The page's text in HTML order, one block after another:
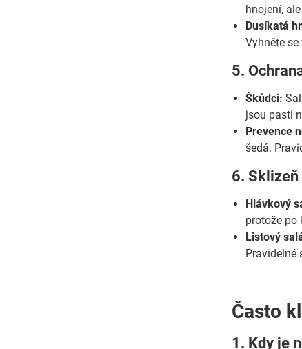
hnojení,
Dusíkatá
Vyhněte
5.
Škůdci:
jsou pasti
Prevence
šedá.
6. Sklizeň
Hlávkový
protože po
Listový
Pravidelné
Často
1. Kdy je